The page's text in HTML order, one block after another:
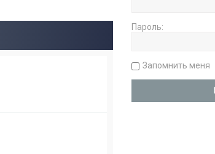
Пароль:
Запомнить меня